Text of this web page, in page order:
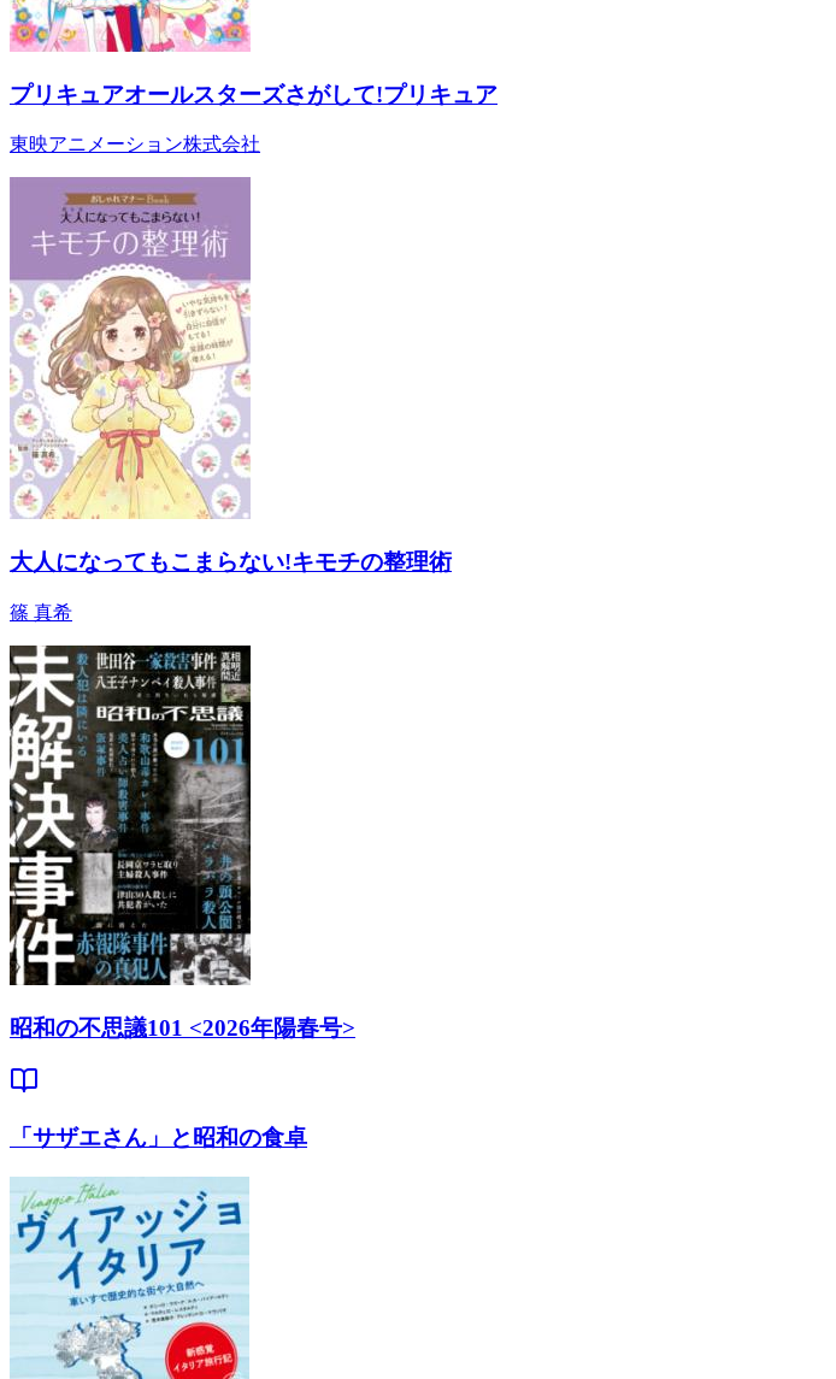
プリキュアオールスターズさがして!プリキュア
東映アニメーション株式会社
大人になってもこまらない!キモチの整理術
篠 真希
昭和の不思議101 <2026年陽春号>
「サザエさん」と昭和の食卓